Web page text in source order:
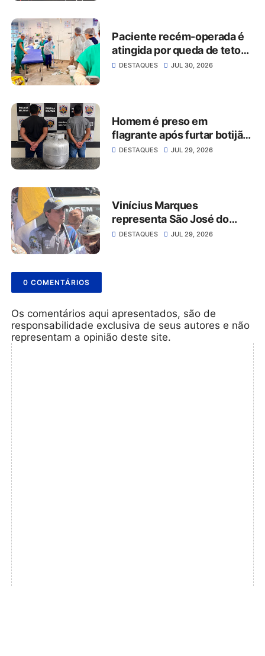
Paciente recém-operada é
atingida por queda de teto
no Hospital da Restauração
DESTAQUES JUL 30, 2026
Homem é preso em
flagrante após furtar botijão
de gás de estabelecimento
DESTAQUES JUL 29, 2026
Vinícius Marques
representa São José do
Belmonte na 56ª Missa do
DESTAQUES JUL 29, 2026
0 COMENTÁRIOS
Os comentários aqui apresentados, são de
responsabilidade exclusiva de seus autores e não
representam a opinião deste site.